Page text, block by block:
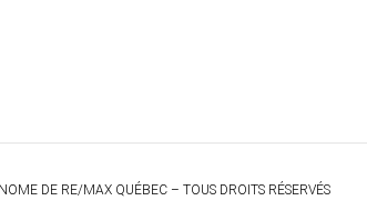
DE RE/MAX QUÉBEC – TOUS DROITS RÉSERVÉS